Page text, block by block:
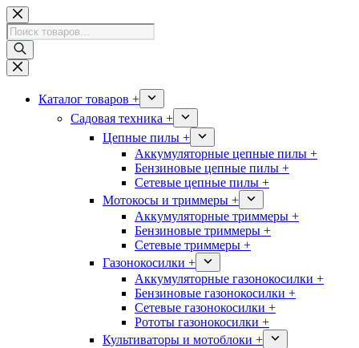
Перейти
к
сути
Поиск
товаров
Каталог товаров +
Садовая техника +
Цепные пилы +
Аккумуляторные цепные пилы +
Бензиновые цепные пилы +
Сетевые цепные пилы +
Мотокосы и триммеры +
Аккумуляторные триммеры +
Бензиновые триммеры +
Сетевые триммеры +
Газонокосилки +
Аккумуляторные газонокосилки +
Бензиновые газонокосилки +
Сетевые газонокосилки +
Рототы газонокосилки +
Культиваторы и мотоблоки +